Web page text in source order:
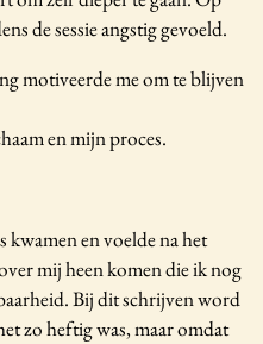
de sessie angstig gevoeld.
motiveerde me om te blijven
en mijn proces.
kwamen en voelde na het
mij heen komen die ik nog
Bij dit schrijven word
zo heftig was, maar omdat